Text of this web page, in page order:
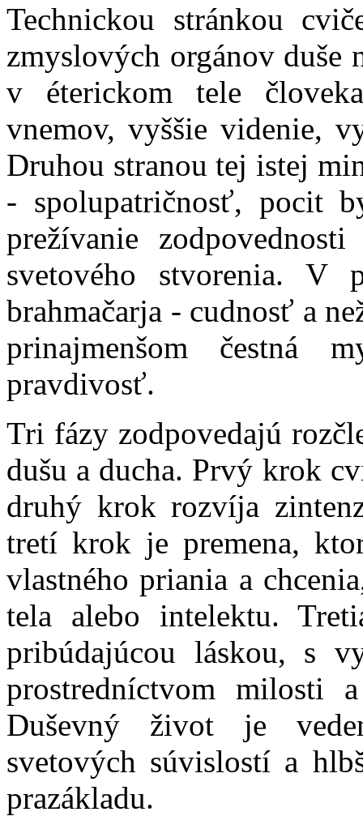
Technickou stránkou
zmyslových orgánov duše
v éterickom tele
vnemov, vyššie videnie,
Druhou stranou tej istej
- spolupatričnosť, pocit
prežívanie
svetového stvorenia. V
brahmačarja - cudnosť a
prinajmenšom čestná
pravdivosť.
Tri fázy zodpovedajú
dušu a ducha. Prvý krok
druhý krok rozvíja
tretí krok je premena,
vlastného priania a
tela alebo intelektu.
pribúdajúcou láskou, s
prostredníctvom milosti
Duševný život je
svetových súvislostí a
prazákladu.